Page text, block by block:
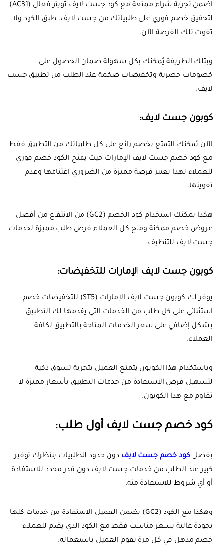
اضمن تجربة شراء ممتعة مع كود جست لايف تويتر فعال (AC31
)
لتحقيق خصم فوري على طلبياتك من جست لايف، طبق الكود ولا
تفوت تلك الفرصة الآن.
وبتلك الطريقة يُمكنك بكل سهولة ضمان الحصول على
خصومات حصرية وتخفيضات ضخمة عند الطلب من تطبيق جست
لايف.
كوبون جست لايف:
الآن يُمكنك التمتع بخصم رائع على كل طلبياتك من التطبيق فقط
مع كود خصم جست لايف الإمارات حيث يمنح الكود خصم فوري
للعملاء لهذا يعتبر فرصة مميزة من الضروري اغتنامها وعدم
تفويتها.
هكذا يمكنك استخدام كود الخصم (GC2) من الانتفاع من أفضل
عروض خصم ممكنة ومنح كل العملاء فرص طلب مميزة لخدمات
جست لايف للتنظيف.
كوبون جست لايف الإمارات للتخفيضات:
يوفر لك كوبون جست لايف الإمارات (ST5) للتخفيضات خصم
استثنائي على كل طلب من الخدمات التي يقدمها لك التطبيق
بشكل إضافي على سعر الخدمات المتاحة بالتطبيق لكافة
العملاء.
وباستخدام هذا الكوبون يتمتع العميل بتجربة تسوق ذكية
لتسهيل فرص الاستفادة من خدمات التطبيق بأسعار مميزة لا
تقاوم مع هذا الكوبون.
كود خصم جست لايف أول طلب:
بفضل كود خصم جست لايف دون حدود للطلبيات ينتظرك توفير
كبير عند الطلب من خدمات جست لايف دون قدر محدد للاستفادة
أو أي شروط للاستفادة منه.
وهكذا مع الكود (GC2) يضمن العميل الاستفادة من خدمات كلها
بجودة عالية بسعر مناسب فقط مع الكود الذي يقدم للعملاء
خصم مذهل في كل مرة يقوم العميل باستعماله.